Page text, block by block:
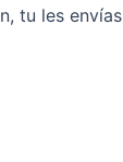
tu les envías